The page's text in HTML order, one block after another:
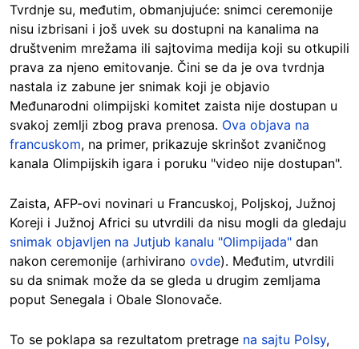
Tvrdnje su, međutim, obmanjujuće: snimci ceremonije
nisu izbrisani i još uvek su dostupni na kanalima na
društvenim mrežama ili sajtovima medija koji su otkupili
prava za njeno emitovanje. Čini se da je ova tvrdnja
nastala iz zabune jer snimak koji je objavio
Međunarodni olimpijski komitet zaista nije dostupan u
svakoj zemlji zbog prava prenosa. Ova objava na
francuskom, na primer, prikazuje skrinšot zvaničnog
kanala Olimpijskih igara i poruku "video nije dostupan".
Zaista, AFP-ovi novinari u Francuskoj, Poljskoj, Južnoj
Koreji i Južnoj Africi su utvrdili da nisu mogli da gledaju
snimak objavljen na Jutjub kanalu "Olimpijada" dan
nakon ceremonije (arhivirano ovde). Međutim, utvrdili
su da snimak može da se gleda u drugim zemljama
poput Senegala i Obale Slonovače.
To se poklapa sa rezultatom pretrage na sajtu Polsy,